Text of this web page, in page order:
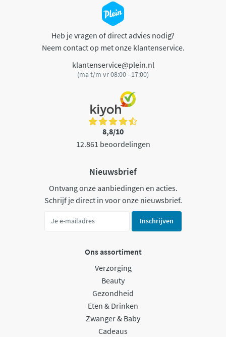
Heb je vragen of direct advies nodig?
Neem contact op met onze klantenservice.
klantenservice@plein.nl
(ma t/m vr 08:00 - 17:00)
8,8/10
12.861 beoordelingen
Nieuwsbrief
Ontvang onze aanbiedingen en acties.
Schrijf je direct in voor onze nieuwsbrief.
Inschrijven
Ons assortiment
Verzorging
Beauty
Gezondheid
Eten & Drinken
Zwanger & Baby
Cadeaus